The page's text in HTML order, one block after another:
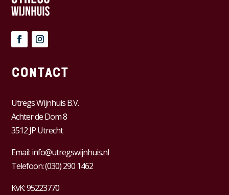
Contact
Utregs Wijnhuis B.V.
Achter de Dom 8
3512 JP Utrecht
Email:info@utregswijnhuis.nl
Telefoon:(030) 290 1462
KvK:95223770